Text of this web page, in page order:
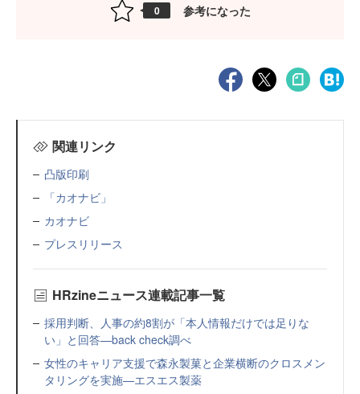
0 参考になった
関連リンク
凸版印刷
「カオナビ」
カオナビ
プレスリリース
HRzineニュース連載記事一覧
採用判断、人事の約8割が「本人情報だけでは足りな
い」と回答—back check調べ
女性のキャリア支援で森永製菓と企業横断のクロスメン
タリングを実施—エスエス製薬